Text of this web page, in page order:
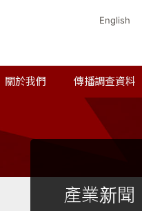
English
關於我們 傳播調查資料
產業新聞